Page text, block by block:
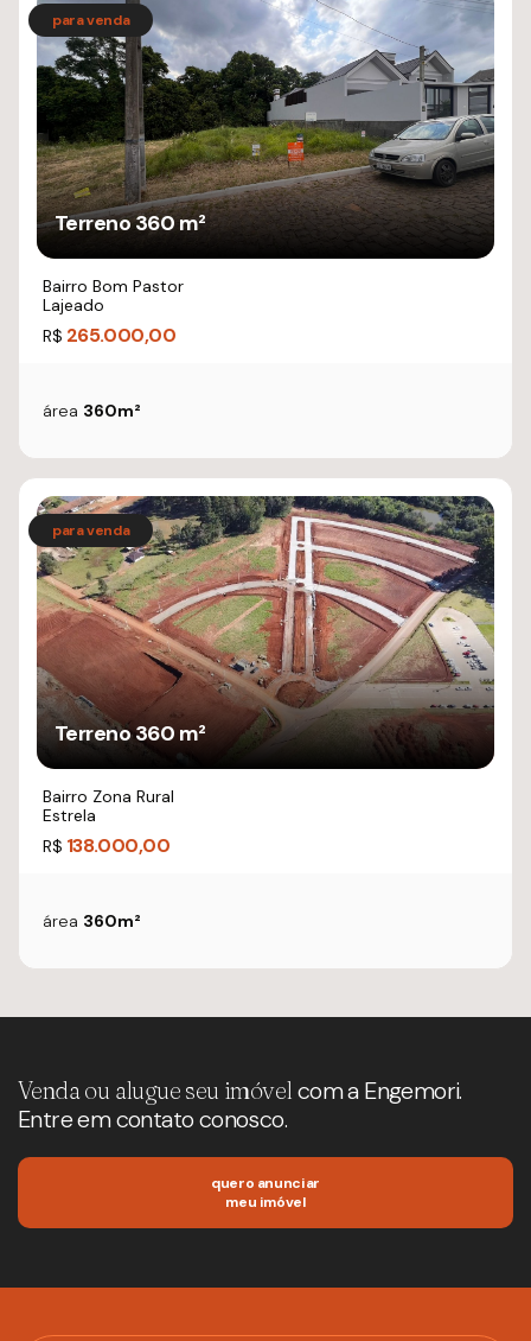
Terreno 360 m²
Bairro Bom Pastor
Lajeado
R$ 265.000,00
área 360m²
Terreno 360 m²
Bairro Zona Rural
Estrela
R$ 138.000,00
área 360m²
Venda ou alugue seu imóvel com a Engemori.
Entre em contato conosco.
quero anunciar
meu imóvel